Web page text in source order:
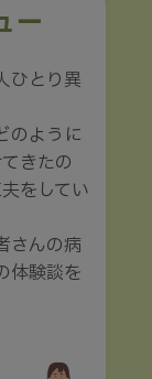
ー
ひとり異
のように
きたの
をしてい
さんの病
体験談を